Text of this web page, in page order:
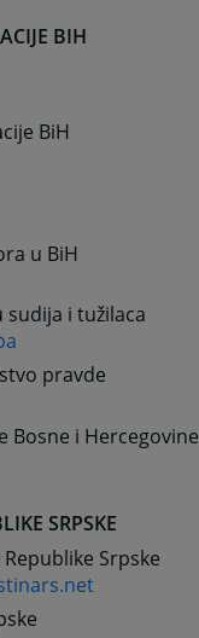
BIH
BiH
u BiH
sudija i tužilaca
pravde
Bosne i Hercegovine
SRPSKE
Srpske